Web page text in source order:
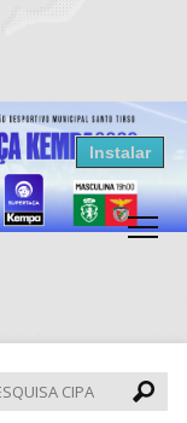
Instalar
CIPA